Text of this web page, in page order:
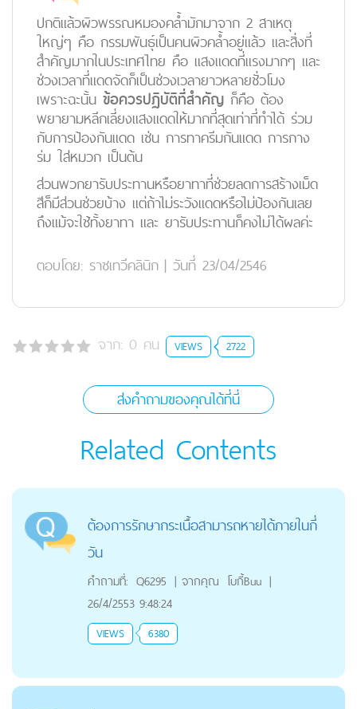
ปกติแล้วผิวพรรณหมองคล้ำมักมาจาก 2 สาเหตุ
ใหญ่ๆ คือ กรรมพันธุ์เป็นคนผิวคล้ำอยู่แล้ว และสิ่งที่
สำคัญมากในประเทศไทย คือ แสงแดดที่แรงมากๆ และ
ช่วงเวลาที่แดดจัดก็เป็นช่วงเวลายาวหลายชั่วโมง
เพราะฉะนั้น ข้อควรปฏิบัติที่สำคัญ ก็คือ ต้อง
พยายามหลีกเลี่ยงแสงแดดให้มากที่สุดเท่าที่ทำได้ ร่วม
กับการป้องกันแดด เช่น การทาครีมกันแดด การกาง
ร่ม ใส่หมวก เป็นต้น
ส่วนพวกยารับประทานหรือยาทาที่ช่วยลดการสร้างเม็ด
สีก็มีส่วนช่วยบ้าง แต่ถ้าไม่ระวังแดดหรือไม่ป้องกันเลย
ถึงแม้จะใช้ทั้งยาทา และ ยารับประทานก็คงไม่ได้ผลค่ะ
ตอบโดย: ราชเทวีคลินิก | วันที่ 23/04/2546
จาก: 0 คน VIEWS 2722
ส่งคำถามของคุณได้ที่นี่
Related Contents
ต้องการรักษากระเนื้อสามารถหายได้ภายในกี่
วัน
คำถามที่: Q6295 | จากคุณ โบกี้Buu |
26/4/2553 9:48:24
VIEWS 6380